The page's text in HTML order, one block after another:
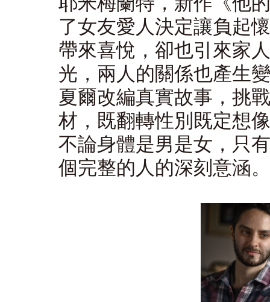
了女友愛人決定讓負起
帶來喜悅，卻也引來家
光，兩人的關係也產生
夏爾改編真實故事，挑
材，既翻轉性別既定想
不論身體是男是女，只
個完整的人的深刻意涵。